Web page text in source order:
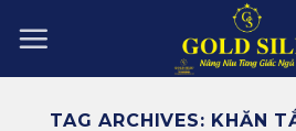
TAG ARCHIVES: KHĂN